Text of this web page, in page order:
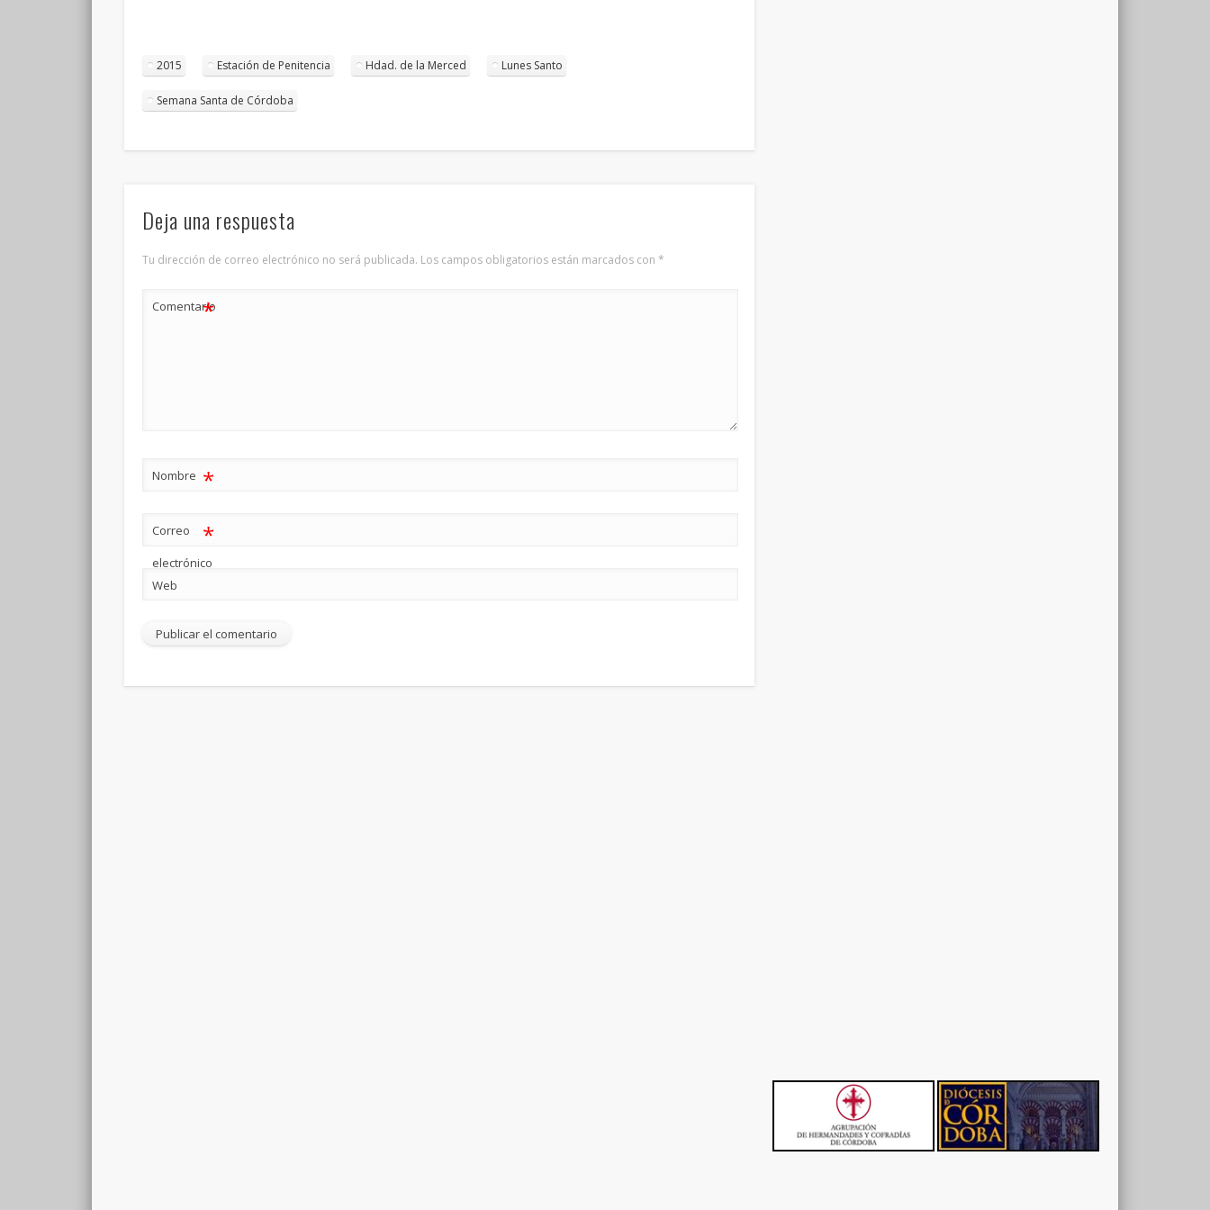
2015 Estación de Penitencia Hdad. de la Merced Lunes Santo
Semana Santa de Córdoba
Deja una respuesta
Tu dirección de correo electrónico no será publicada. Los campos obligatorios están marcados con*
Comentario
*
Nombre *
Correo
electrónico
*
Web